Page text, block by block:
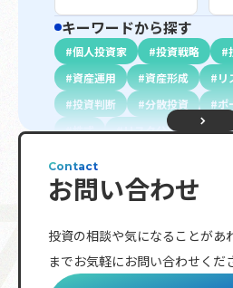
キーワードから探す
個人投資家 投資戦略
資産運用
資産形成
リ
投資判断
分散投資
ポ
株式
リスク分散 長
配当金
投資指標
複利効果
トレンド 相
レバレッジ
ボラティリティ
Contact
お問い合わせ
投資の相談や気になることがあ
までお気軽にお問い合わせくだ